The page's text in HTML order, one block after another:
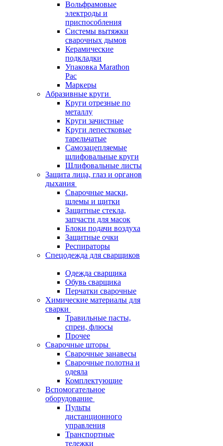
Вольфрамовые
электроды и
приспособления
Системы вытяжки
сварочных дымов
Керамические
подкладки
Упаковка Marathon
Pac
Маркеры
Абразивные круги
Круги отрезные по
металлу
Круги зачистные
Круги лепестковые
тарельчатые
Самозацепляемые
шлифовальные круги
Шлифовальные листы
Защита лица, глаз и органов
дыхания
Сварочные маски,
шлемы и щитки
Защитные стекла,
запчасти для масок
Блоки подачи воздуха
Защитные очки
Респираторы
Спецодежда для сварщиков
Одежда сварщика
Обувь сварщика
Перчатки сварочные
Химические материалы для
сварки
Травильные пасты,
спреи, флюсы
Прочее
Сварочные шторы
Сварочные занавесы
Сварочные полотна и
одеяла
Комплектующие
Вспомогательное
оборудование
Пульты
дистанционного
управления
Транспортные
тележки